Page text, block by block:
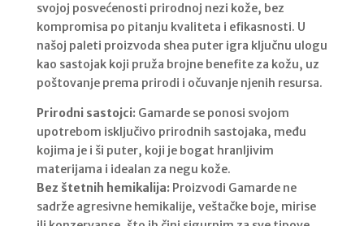
svojoj posvećenosti prirodnoj nezi kože, bez
kompromisa po pitanju kvaliteta i efikasnosti. U
našoj paleti proizvoda shea puter igra ključnu ulogu
kao sastojak koji pruža brojne benefite za kožu, uz
poštovanje prema prirodi i očuvanje njenih resursa.
Prirodni sastojci:Gamarde se ponosi svojom
upotrebom isključivo prirodnih sastojaka, među
kojima je i ši puter, koji je bogat hranljivim
materijama i idealan za negu kože.
Bez štetnih hemikalija:Proizvodi Gamarde ne
sadrže agresivne hemikalije, veštačke boje, mirise